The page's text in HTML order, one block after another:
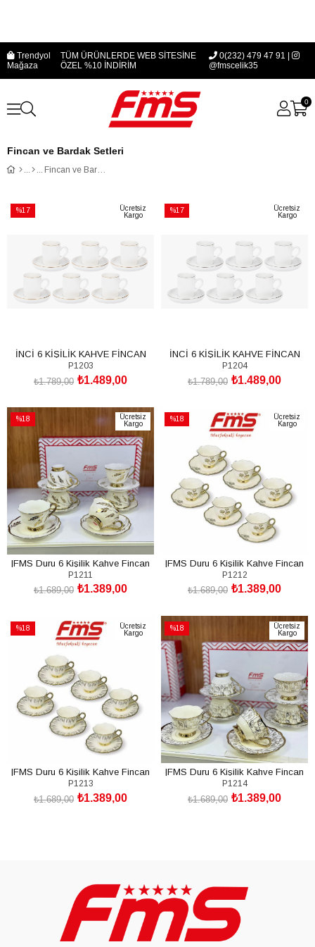
Trendyol
Mağaza
TÜM ÜRÜNLERDE WEB SİTESİNE
ÖZEL %10 İNDİRİM
0(232) 479 47 91 |
@fmscelik35
0
Fincan ve Bardak Setleri
Fincan ve Bardak Setleri
%17
Ücretsiz
Kargo
İNCİ 6 KİŞİLİK KAHVE FİNCAN
TAKIMI | 1203 | PORSELEN |
GOLD YALDIZLI |
P1203
₺1.489,00
₺1.789,00
%17
Ücretsiz
Kargo
İNCİ 6 KİŞİLİK KAHVE FİNCAN
TAKIMI | 1204 | PORSELEN |
PLATİN YALDIZLI |
P1204
₺1.489,00
₺1.789,00
%18
%18İndirim
Ücretsiz
Kargo
|FMS Duru 6 Kişilik Kahve Fincan
Takımı 1211 |Premium Porselen |
Altın Yaldızlı|
P1211
₺1.389,00
₺1.689,00
%18
%18İndirim
Ücretsiz
Kargo
|FMS Duru 6 Kişilik Kahve Fincan
Takımı 1212 |Premium Porselen |
Altın Yaldızlı|
P1212
₺1.389,00
₺1.689,00
%18
%18İndirim
Ücretsiz
Kargo
|FMS Duru 6 Kişilik Kahve Fincan
Takımı 1213 |Premium Porselen |
Altın Yaldızlı|
P1213
₺1.389,00
₺1.689,00
%18
İndirim
%18İndirim
Ücretsiz
Kargo
|FMS Duru 6 Kişilik Kahve Fincan
Takımı 1214 | Premium Porselen |
Altın Yaldızlı|
P1214
₺1.389,00
₺1.689,00